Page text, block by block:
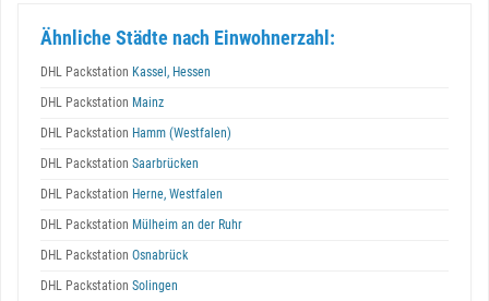
Ähnliche Städte nach Einwohnerzahl:
DHL Packstation Kassel, Hessen
DHL Packstation Mainz
DHL Packstation Hamm (Westfalen)
DHL Packstation Saarbrücken
DHL Packstation Herne, Westfalen
DHL Packstation Mülheim an der Ruhr
DHL Packstation Osnabrück
DHL Packstation Solingen